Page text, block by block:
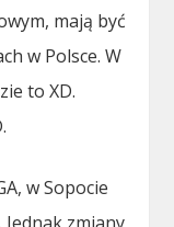
mają być
w Polsce. W
to XD.
w Sopocie